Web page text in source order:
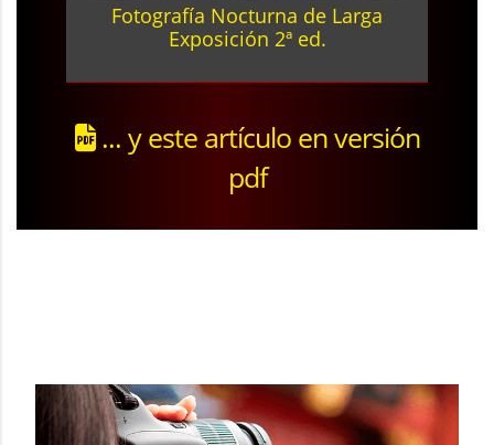
Fotografía Nocturna de Larga
Exposición 2ª ed.
... y este artículo en versión
pdf